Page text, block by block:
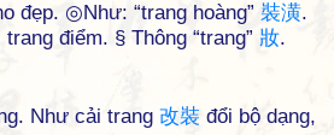
đẹp. ◎Như: “trang hoàng” 裝潢.
điểm. § Thông “trang” 妝.
Như cải trang 改裝 đổi bộ dạng,